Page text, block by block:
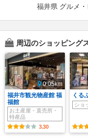
福井県 グルメ
周辺のショッピング
0.05km
福井市観光物産館 福
福館
お土産屋・直売所・
特産品
3.30
くる
ショ